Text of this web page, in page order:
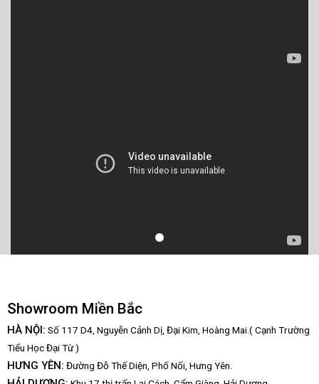
Showroom Miền Bắc
HÀ NỘI: Số 117 D4, Nguyễn Cảnh Dị, Đại Kim, Hoàng Mai.( Cạnh Trường
Tiểu Học Đại Từ )
HƯNG YÊN: Đường Đỗ Thế Diện, Phố Nối, Hưng Yên.